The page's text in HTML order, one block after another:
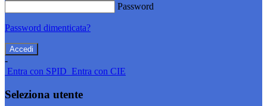
Password
Password dimenticata?
-
Entra con SPID Entra con CIE
Seleziona utente